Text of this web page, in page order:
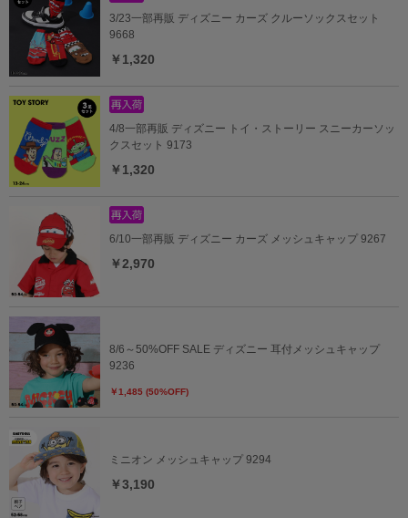
3/23一部再販 ディズニー カーズ クルーソックスセット
9668
￥1,320
4/8一部再販 ディズニー トイ・ストーリー スニーカーソッ
クスセット 9173
￥1,320
6/10一部再販 ディズニー カーズ メッシュキャップ 9267
￥2,970
8/6～50%OFF SALE ディズニー 耳付メッシュキャップ
9236
￥1,485 (50%OFF)
ミニオン メッシュキャップ 9294
￥3,190